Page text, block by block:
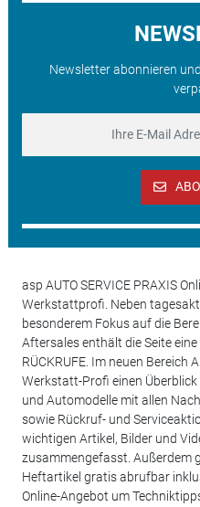
Newsletter abonnieren
asp AUTO SERVICE PRAXIS
Werkstattprofi. Neben
besonderem Fokus auf die
Aftersales enthält die Seite
RÜCKRUFE. Im neuen Bereich
Werkstatt-Profi einen
und Automodelle mit allen
sowie Rückruf- und
wichtigen Artikel, Bilder und
zusammengefasst. Außerdem
Heftartikel gratis abrufbar
Online-Angebot um